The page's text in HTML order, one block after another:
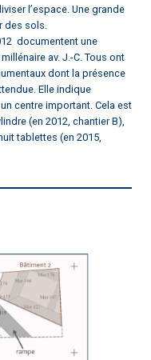
l’espace. Une grande
des sols.
documentent une
av. J.-C. Tous ont
dont la présence
Elle indique
centre important. Cela est
(en 2012, chantier B),
tablettes (en 2015,